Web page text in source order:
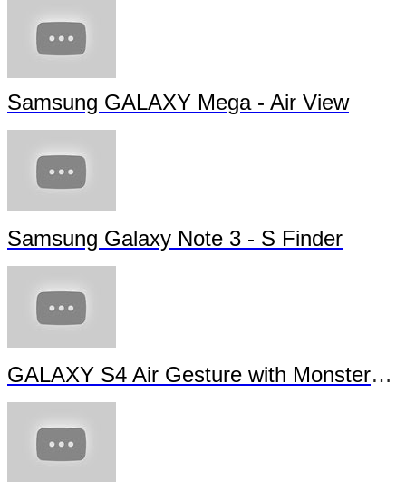
Samsung GALAXY Mega - Air View
Samsung Galaxy Note 3 - S Finder
GALAXY S4 Air Gesture with Monsters University